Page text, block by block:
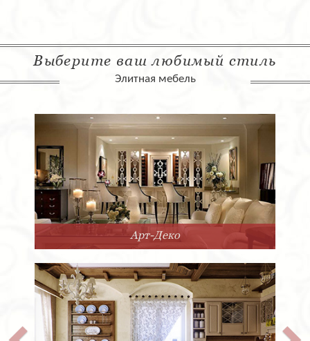
Выберите ваш любимый стиль
Элитная мебель
Арт-Деко